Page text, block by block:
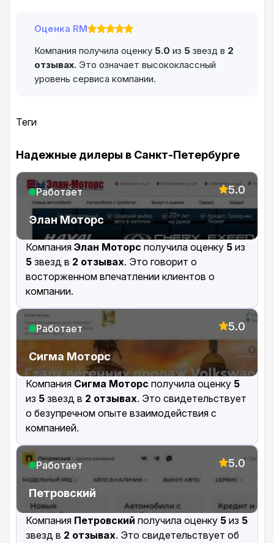
Оценка RM
Компания получила оценку 5.0 из 5 звезд в 2
отзывах. Это означает высококлассный
уровень сервиса компании.
Теги
Надежные дилеры в Санкт-Петербурге
Работает 5.0
Элан Моторс
Компания Элан Моторс получила оценку 5 из
5 звезд в 2 отзывах. Это говорит о
восторженном впечатлении клиентов о
компании.
Работает 5.0
Сигма Моторс
Компания Сигма Моторс получила оценку 5
из 5 звезд в 2 отзывах. Это свидетельствует
о безупречном опыте взаимодействия с
компанией.
Работает 5.0
Петровский
Компания Петровский получила оценку 5 из 5
звезд в 2 отзывах. Это свидетельствует об